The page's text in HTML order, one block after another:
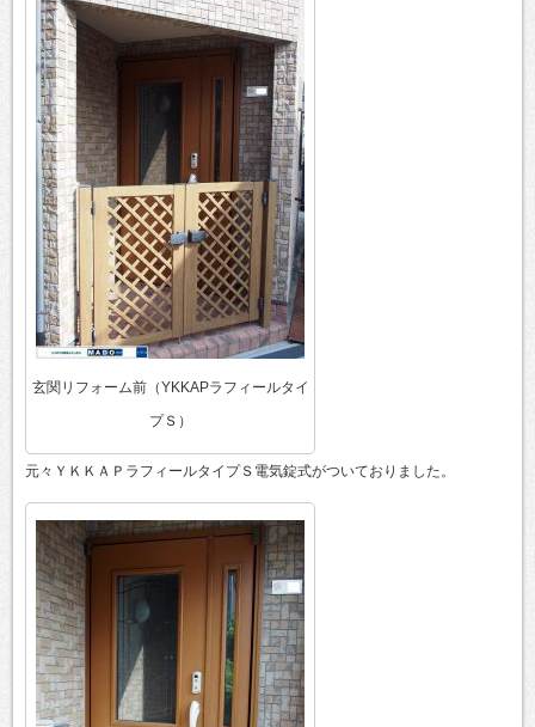
玄関リフォーム前（YKKAPラフィールタイ
プＳ）
元々ＹＫＫＡＰラフィールタイプＳ電気錠式がついておりました。